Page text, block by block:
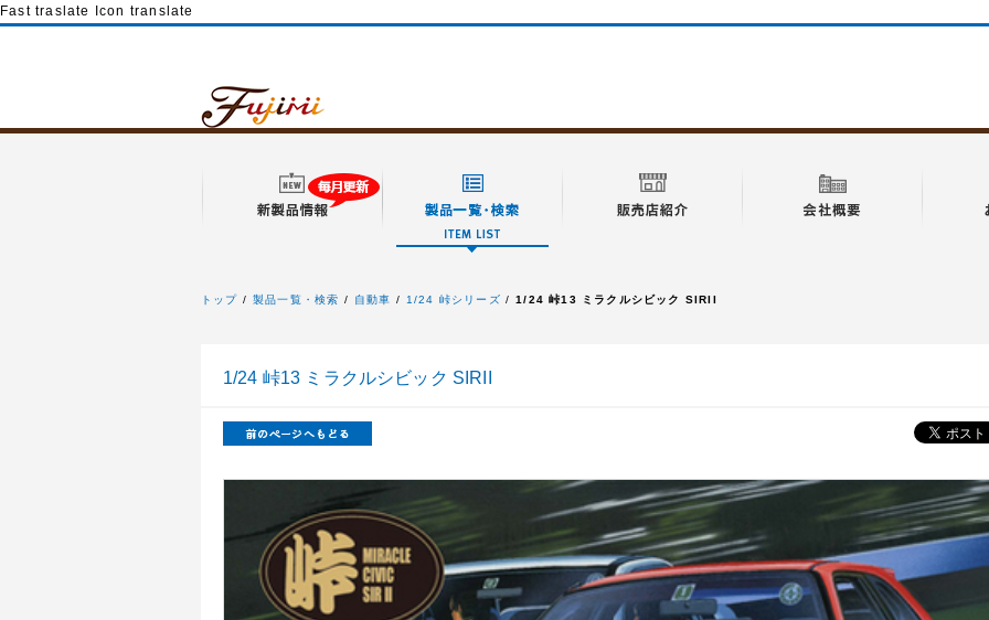
Fast traslate Icon translate
トップ 製品一覧・検索 自動車 1/24 峠シリーズ 1/24 峠13 ミラクルシビック SIRII
1/24 峠13 ミラクルシビック SIRII